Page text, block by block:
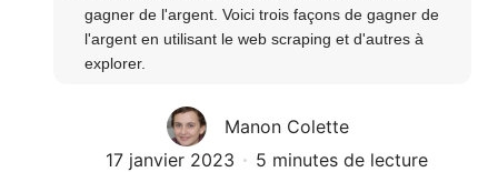
gagner de l'argent. Voici trois façons de gagner de
l'argent en utilisant le web scraping et d'autres à
explorer.
Manon Colette
17 janvier 2023
5 minutes de lecture